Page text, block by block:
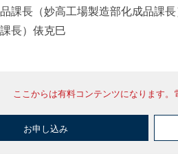
課長（妙高工場製造部化成品
長）俵克巳
ここからは有料コンテンツになります。
お申し込み